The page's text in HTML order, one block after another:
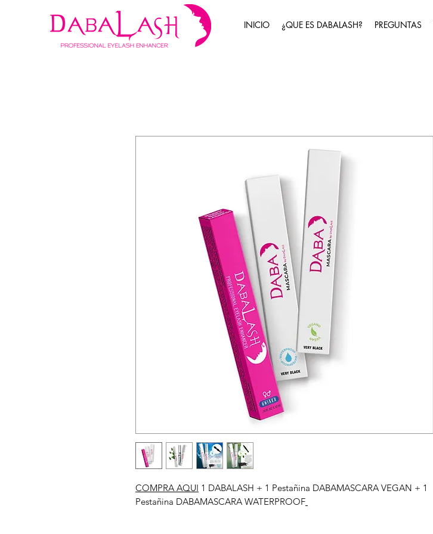
INICIO ¿QUE ES DABALASH? PREGUNTAS
COMPRA AQUI 1 DABALASH + 1 Pestañina DABAMASCARA VEGAN + 1
Pestañina DABAMASCARA WATERPROOF